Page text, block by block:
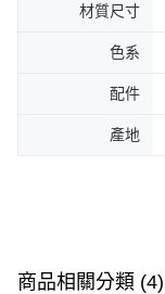
材質尺寸
色系
配件
產地
商品相關分類 (4)